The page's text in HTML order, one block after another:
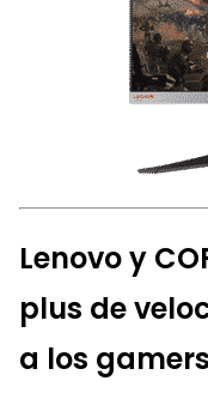
Lenovo y
plus de
a los gamers